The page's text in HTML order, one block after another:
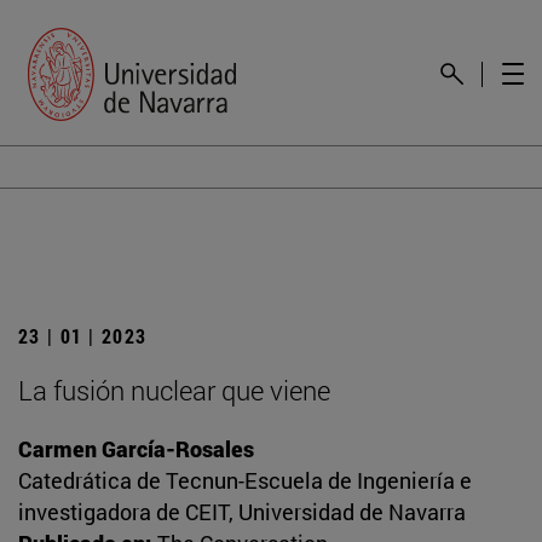
23 | 01 | 2023
La fusión nuclear que viene
Carmen García-Rosales
Catedrática de Tecnun-Escuela de Ingeniería e
investigadora de CEIT, Universidad de Navarra